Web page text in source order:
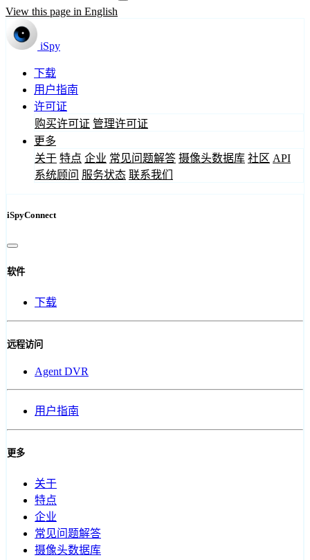
View this page in English
iSpy
下载
用户指南
许可证
购买许可证 管理许可证
更多
关于 特点 企业 常见问题解答 摄像头数据库 社区 API
系统顾问 服务状态 联系我们
iSpyConnect
软件
下载
远程访问
Agent DVR
用户指南
更多
关于
特点
企业
常见问题解答
摄像头数据库